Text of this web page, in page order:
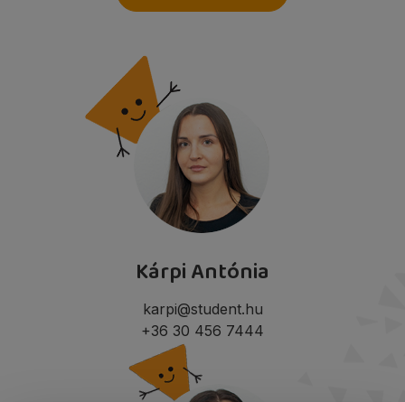
Kárpi Antónia
karpi@student.hu
+36 30 456 7444